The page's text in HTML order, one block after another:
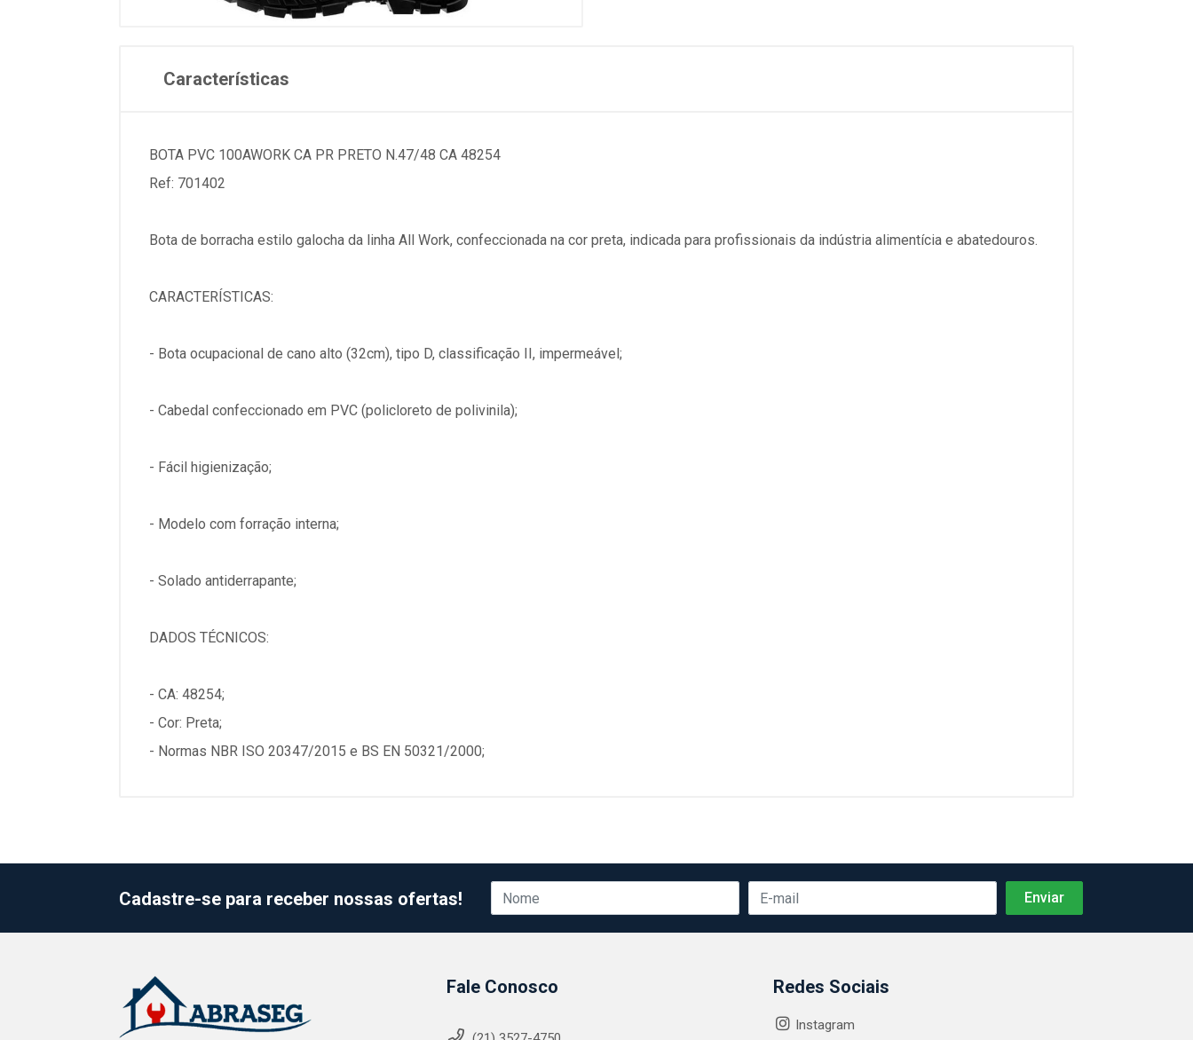
Características
BOTA PVC 100AWORK CA PR PRETO N.47/48 CA 48254
Ref: 701402
Bota de borracha estilo galocha da linha All Work, confeccionada na cor preta, indicada para profissionais da indústria alimentícia e abatedouros.
CARACTERÍSTICAS:
- Bota ocupacional de cano alto (32cm), tipo D, classificação II, impermeável;
- Cabedal confeccionado em PVC (policloreto de polivinila);
- Fácil higienização;
- Modelo com forração interna;
- Solado antiderrapante;
DADOS TÉCNICOS:
- CA: 48254;
- Cor: Preta;
- Normas NBR ISO 20347/2015 e BS EN 50321/2000;
Cadastre-se para receber nossas ofertas!
Fale Conosco Redes Sociais
Instagram